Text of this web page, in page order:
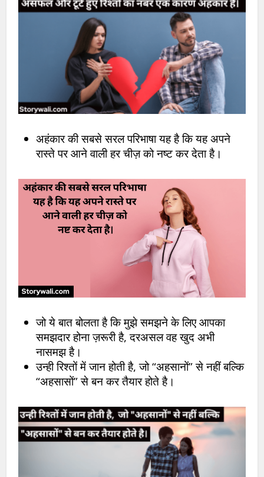
अहंकार की सबसे सरल परिभाषा यह है कि यह अपने
रास्ते पर आने वाली हर चीज़ को नष्ट कर देता है।
जो ये बात बोलता है कि मुझे समझने के लिए आपका
समझदार होना ज़रूरी है, दरअसल वह खुद अभी
नासमझ है।
उन्ही रिश्तों में जान होती है, जो “अहसानों” से नहीं बल्कि
“अहसासों” से बन कर तैयार होते है।